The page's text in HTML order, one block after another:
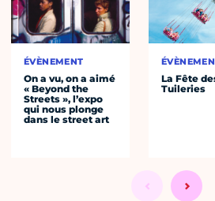
ÉVÈNEMENT
On a vu, on a aimé
« Beyond the
Streets », l’expo
qui nous plonge
dans le street art
La Fête
Tuileries